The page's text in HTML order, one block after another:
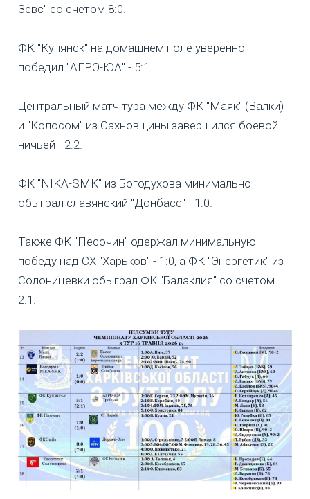
Зевс" со счетом 8:0.
ФК "Купянск" на домашнем поле уверенно
победил "АГРО-ЮА" - 5:1.
Центральный матч тура между ФК "Маяк" (Валки)
и "Колосом" из Сахновщины завершился боевой
ничьей - 2:2.
ФК "NIKA-SMK" из Богодухова минимально
обыграл славянский "Донбасс" - 1:0.
Также ФК "Песочин" одержал минимальную
победу над СХ "Харьков" - 1:0, а ФК "Энергетик" из
Солоницевки обыграл ФК "Балаклия" со счетом
2:1.